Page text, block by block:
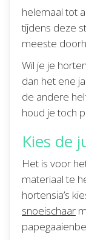
helemaal tot
tijdens deze
meeste
Wil je je
dan het ene
de andere
houd je toch
Kies de
Het is voor
materiaal te
hortensia’s
snoeischaar